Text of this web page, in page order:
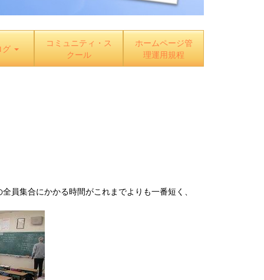
グ
コミュニティ・ス
クール
ホームページ管
理運用規程
員集合にかかる時間がこれまでよりも一番短く、